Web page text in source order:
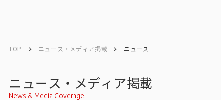
TOP ニュース・メディア掲載 ニュース
ニュース・メディア掲載
News & Media Coverage